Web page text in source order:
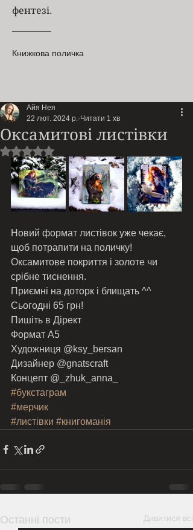
фентезі.
Книжкова поличка
Оксамитові листівки
Айя Нея
22 лют. 2024 р. Читати 1 хв
Оцінка: NaN з 5 зірок.
Новий формат листівок уже чекає,
щоб потрапити на поличку!
Оксамитове покриття і золоте чи
срібне тиснення.
Приємні на доторк і блищать ^^
Сьогодні 65 грн!
Пишіть в Дірект
Формат А5
Художниця @ksy_bersan
Дизайнер @gnatscraft
Концепт @_zhuk_anna_
#букстаграм
#мерчик
#листівки #книгоманія
Останні пости Дивитися всі